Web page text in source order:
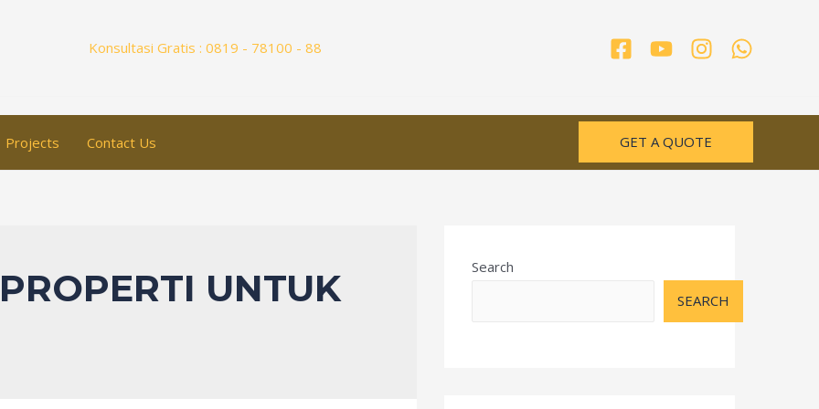
Konsultasi Gratis : 0819 - 78100 - 88
Projects Contact Us GET A QUOTE
UNTUK
Search
SEARCH